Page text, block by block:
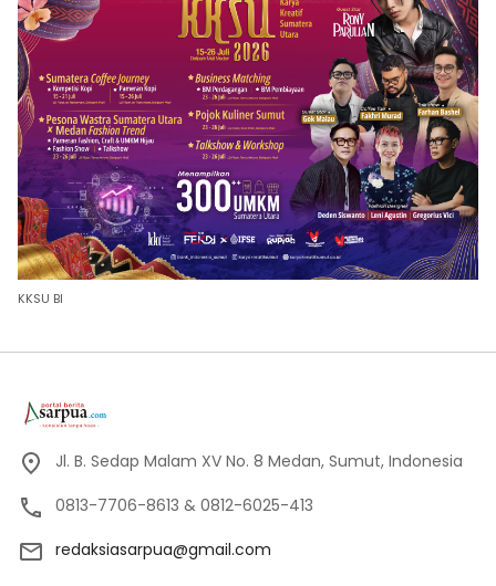
KKSU BI
Jl. B. Sedap Malam XV No. 8 Medan, Sumut, Indonesia
0813-7706-8613 & 0812-6025-413
redaksiasarpua@gmail.com